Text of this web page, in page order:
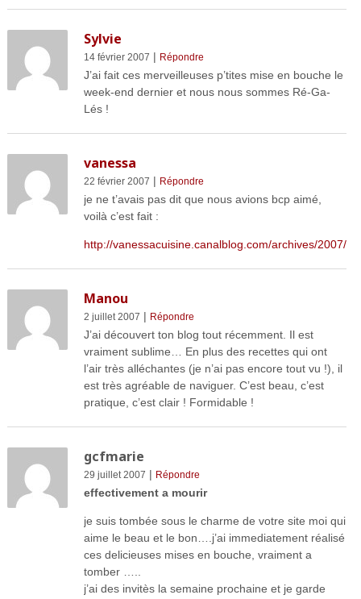
Sylvie
14 février 2007 | Répondre
J’ai fait ces merveilleuses p’tites mise en bouche le
week-end dernier et nous nous sommes Ré-Ga-
Lés !
vanessa
22 février 2007 | Répondre
je ne t’avais pas dit que nous avions bcp aimé,
voilà c’est fait :
http://vanessacuisine.canalblog.com/archives/2007/
Manou
2 juillet 2007 | Répondre
J’ai découvert ton blog tout récemment. Il est
vraiment sublime… En plus des recettes qui ont
l’air très alléchantes (je n’ai pas encore tout vu !), il
est très agréable de naviguer. C’est beau, c’est
pratique, c’est clair ! Formidable !
gcfmarie
29 juillet 2007 | Répondre
effectivement a mourir
je suis tombée sous le charme de votre site moi qui
aime le beau et le bon….j’ai immediatement réalisé
ces delicieuses mises en bouche, vraiment a
tomber …..
j’ai des invitès la semaine prochaine et je garde